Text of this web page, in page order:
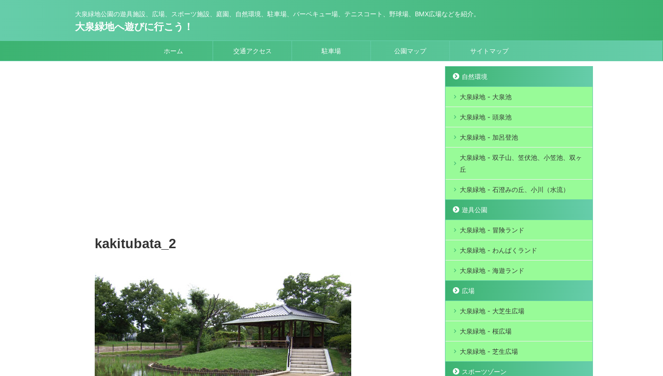
大泉緑地公園の遊具施設、広場、スポーツ施設、庭園、自然環境、駐車場、バーベキュー場、テニスコート、野球場、BMX広場などを紹介。
大泉緑地へ遊びに行こう！
ホーム 交通アクセス 駐車場 公園マップ サイトマップ
kakitubata_2
自然環境
大泉緑地 - 大泉池
大泉緑地 - 頭泉池
大泉緑地 - 加呂登池
大泉緑地 - 双子山、笠伏池、小笠池、双ヶ
丘
大泉緑地 - 石澄みの丘、小川（水流）
遊具公園
大泉緑地 - 冒険ランド
大泉緑地 - わんぱくランド
大泉緑地 - 海遊ランド
広場
大泉緑地 - 大芝生広場
大泉緑地 - 桜広場
大泉緑地 - 芝生広場
スポーツゾーン